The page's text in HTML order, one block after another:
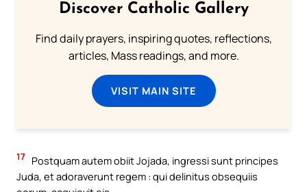
Discover Catholic Gallery
Find daily prayers, inspiring quotes, reflections,
articles, Mass readings, and more.
VISIT MAIN SITE
17 Postquam autem obiit Jojada, ingressi sunt principes
Juda, et adoraverunt regem : qui delinitus obsequiis